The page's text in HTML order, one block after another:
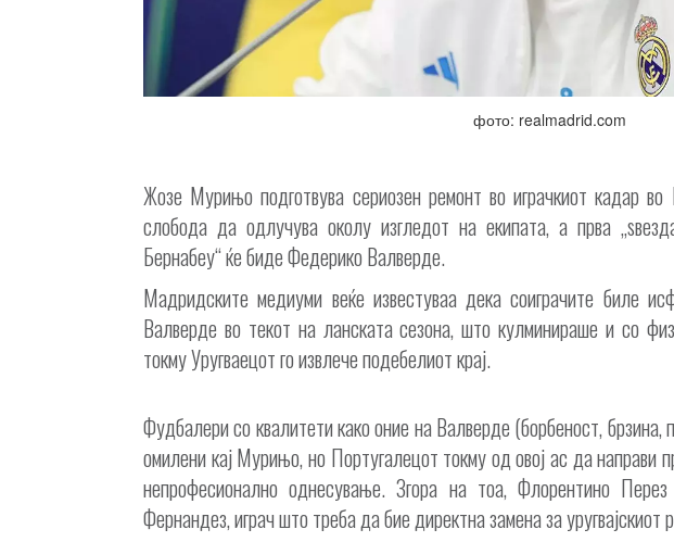
фото: realmadrid.com
Жозе Мурињо подготвува сериозен ремонт во играчкиот кадар
слобода да одлучува околу изгледот на екипата, а прва
Бернабеу“ ќе биде Федерико Валверде.
Мадридските медиуми веќе известуваа дека соиграчите биле
Валверде во текот на ланската сезона, што кулминираше и со
токму Уругваецот го извлече подебелиот крај.
Фудбалери со квалитети како оние на Валверде (борбеност, брзина,
омилени кај Мурињо, но Португалецот токму од овој ас да направи
непрофесионално однесување. Згора на тоа, Флорентино
Фернандез, играч што треба да бие директна замена за